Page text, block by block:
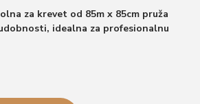
za krevet od 85m x 85cm pruža
idealna za profesionalnu